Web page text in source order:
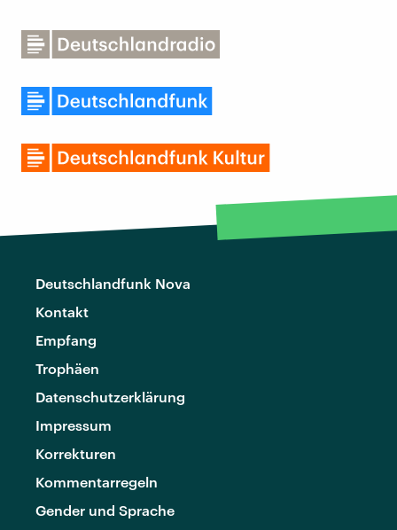
Deutschlandfunk Nova
Kontakt
Empfang
Trophäen
Datenschutzerklärung
Impressum
Korrekturen
Kommentarregeln
Gender und Sprache